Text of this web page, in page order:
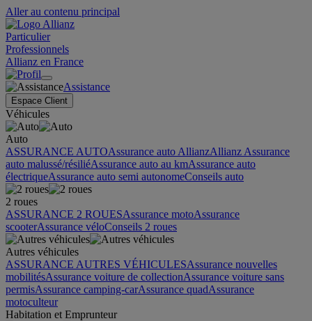
Aller au contenu principal
Particulier
Professionnels
Allianz en France
Assistance
Espace Client
Véhicules
Auto
ASSURANCE AUTOAssurance auto AllianzAllianz Assurance
auto malussé/résiliéAssurance auto au kmAssurance auto
électriqueAssurance auto semi autonomeConseils auto
2 roues
ASSURANCE 2 ROUESAssurance motoAssurance
scooterAssurance véloConseils 2 roues
Autres véhicules
ASSURANCE AUTRES VÉHICULESAssurance nouvelles
mobilitésAssurance voiture de collectionAssurance voiture sans
permisAssurance camping-carAssurance quadAssurance
motoculteur
Habitation et Emprunteur